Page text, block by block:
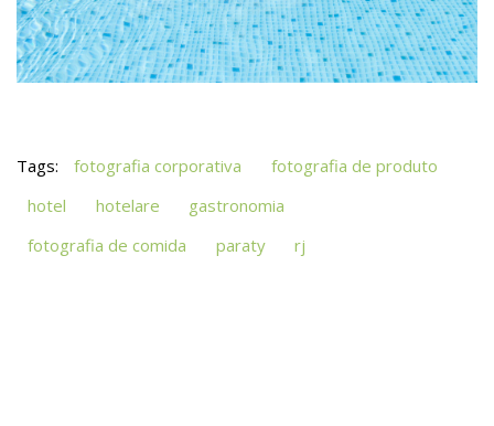
Tags: fotografia corporativa
fotografia de produto
hotel
hotelare
gastronomia
fotografia de comida
paraty rj